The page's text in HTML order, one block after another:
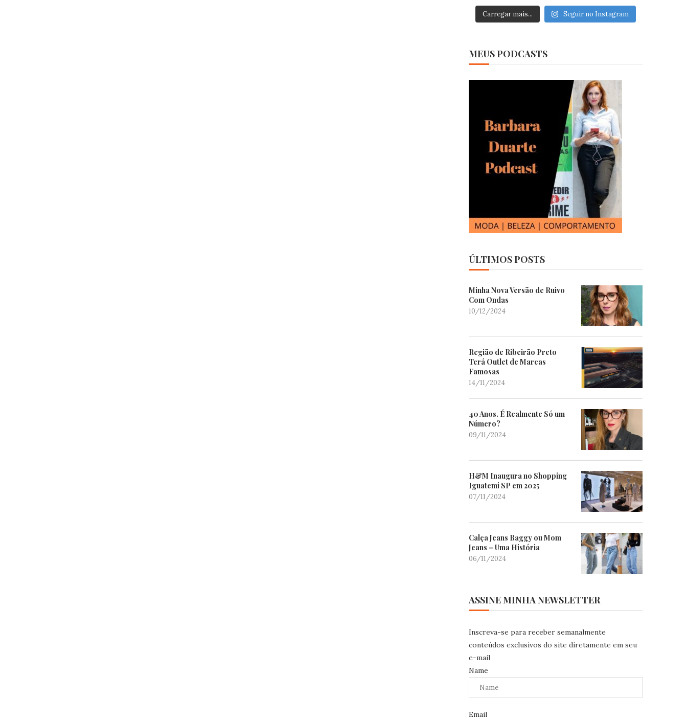
Carregar mais... Seguir no Instagram
MEUS PODCASTS
ÚLTIMOS POSTS
Minha Nova Versão de Ruivo
Com Ondas
10/12/2024
Região de Ribeirão Preto
Terá Outlet de Marcas
Famosas
14/11/2024
40 Anos. É Realmente Só um
Número?
09/11/2024
H&M Inaugura no Shopping
Iguatemi SP em 2025
07/11/2024
Calça Jeans Baggy ou Mom
Jeans – Uma História
06/11/2024
ASSINE MINHA NEWSLETTER
Inscreva-se para receber semanalmente
conteúdos exclusivos do site diretamente em seu
e-mail
Name
Email